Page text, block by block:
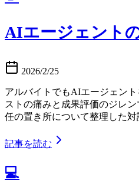
AIエージェント
2026/2/25
アルバイトでもAIエージェン
ストの痛みと成果評価のジレ
任の置き所について整理した対
記事を読む
💻